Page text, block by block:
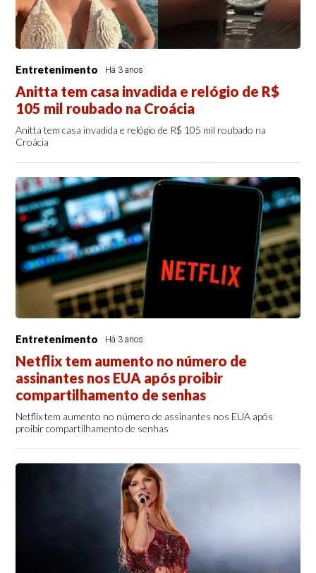
Entretenimento Há 3 anos
Anitta tem casa invadida e relógio de R$
105 mil roubado na Croácia
Anitta tem casa invadida e relógio de R$ 105 mil roubado na
Croácia
Entretenimento Há 3 anos
Netflix tem aumento no número de
assinantes nos EUA após proibir
compartilhamento de senhas
Netflix tem aumento no número de assinantes nos EUA após
proibir compartilhamento de senhas